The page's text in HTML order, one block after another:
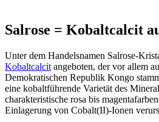
Salrose = Kobaltcalcit
Unter dem Handelsnamen Salrose-
Kobaltcalcit angeboten, der vor allem
Demokratischen Republik Kongo
eine kobaltführende Varietät des
charakteristische rosa bis
Einlagerung von Cobalt(II)-Ionen